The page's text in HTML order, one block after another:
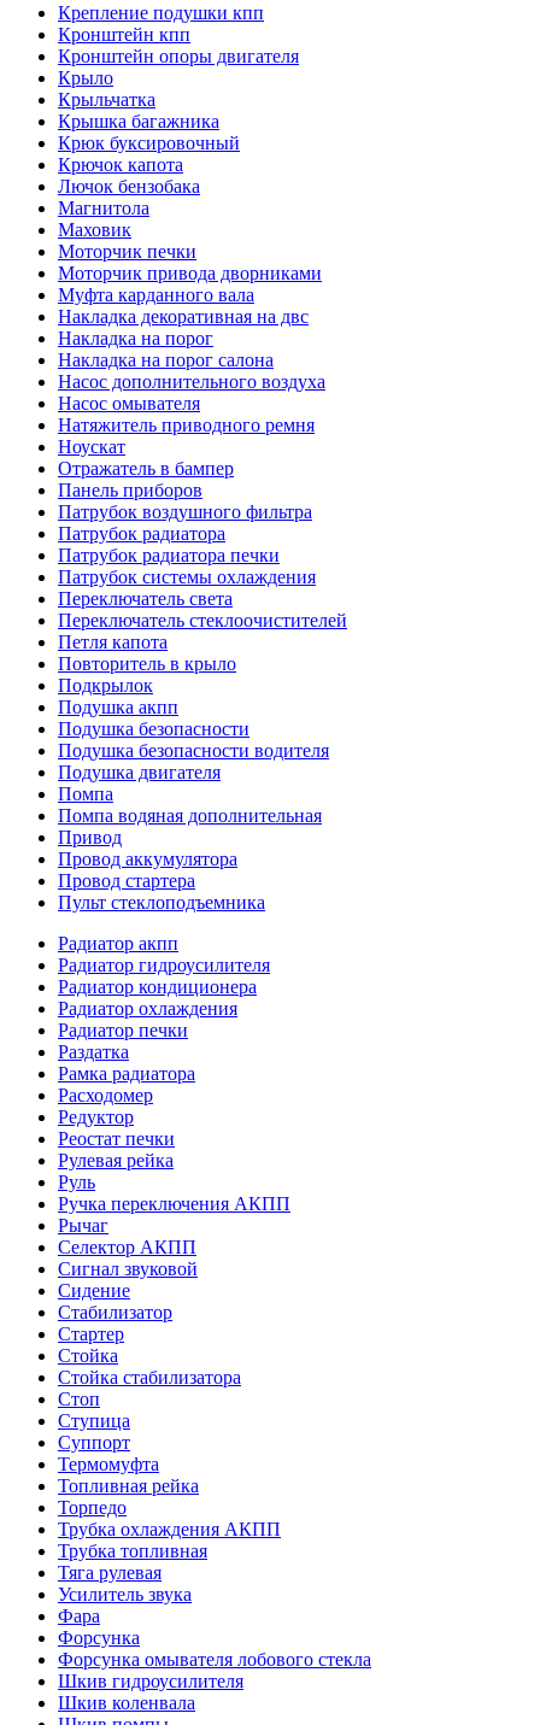
Крепление подушки кпп
Кронштейн кпп
Кронштейн опоры двигателя
Крыло
Крыльчатка
Крышка багажника
Крюк буксировочный
Крючок капота
Лючок бензобака
Магнитола
Маховик
Моторчик печки
Моторчик привода дворниками
Муфта карданного вала
Накладка декоративная на двс
Накладка на порог
Накладка на порог салона
Насос дополнительного воздуха
Насос омывателя
Натяжитель приводного ремня
Ноускат
Отражатель в бампер
Панель приборов
Патрубок воздушного фильтра
Патрубок радиатора
Патрубок радиатора печки
Патрубок системы охлаждения
Переключатель света
Переключатель стеклоочистителей
Петля капота
Повторитель в крыло
Подкрылок
Подушка акпп
Подушка безопасности
Подушка безопасности водителя
Подушка двигателя
Помпа
Помпа водяная дополнительная
Привод
Провод аккумулятора
Провод стартера
Пульт стеклоподъемника
Радиатор акпп
Радиатор гидроусилителя
Радиатор кондиционера
Радиатор охлаждения
Радиатор печки
Раздатка
Рамка радиатора
Расходомер
Редуктор
Реостат печки
Рулевая рейка
Руль
Ручка переключения АКПП
Рычаг
Селектор АКПП
Сигнал звуковой
Сидение
Стабилизатор
Стартер
Стойка
Стойка стабилизатора
Стоп
Ступица
Суппорт
Термомуфта
Топливная рейка
Торпедо
Трубка охлаждения АКПП
Трубка топливная
Тяга рулевая
Усилитель звука
Фара
Форсунка
Форсунка омывателя лобового стекла
Шкив гидроусилителя
Шкив коленвала